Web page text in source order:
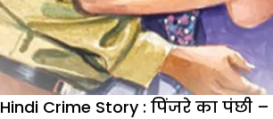
Hindi Crime Story : पिंजरे का पंछी